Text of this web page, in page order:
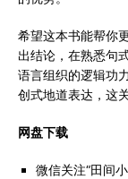
希望这本书能帮你
出结论，在熟悉句
语言组织的逻辑功
创式地道表达，这
网盘下载
微信关注“田间